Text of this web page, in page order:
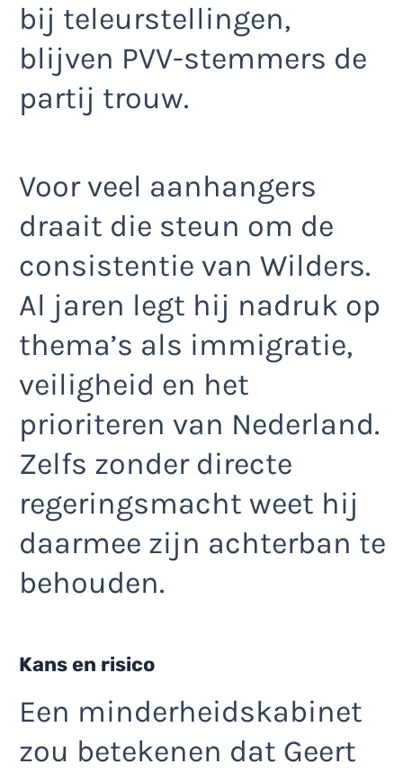
bij teleurstellingen,
blijven PVV-stemmers de
partij trouw.
Voor veel aanhangers
draait die steun om de
consistentie van Wilders.
Al jaren legt hij nadruk op
thema’s als immigratie,
veiligheid en het
prioriteren van Nederland.
Zelfs zonder directe
regeringsmacht weet hij
daarmee zijn achterban te
behouden.
Kans en risico
Een minderheidskabinet
zou betekenen dat Geert